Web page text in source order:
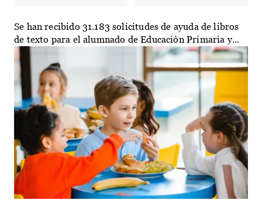
Se han recibido 31.183 solicitudes de ayuda de libros
de texto para el alumnado de Educación Primaria y...